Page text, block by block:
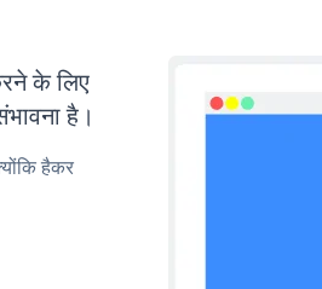
के लिए
है।
हैकर